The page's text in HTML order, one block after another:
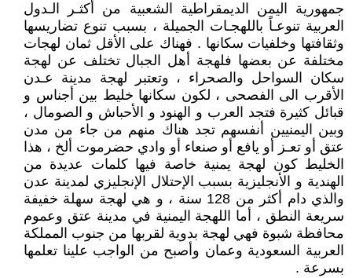
جمهورية اليمن الديمقراطية الشعبية من أكثـر الـدول
العربية تنوعـاً باللهجـات الجميلة ، بسبب تنوع تضاريسها
وثقافتها وخلفيات سكانها . فهناك على الأقل ثمان لهجات
مختلفة عن بعضها فلهجة أهل الجبال تختلف عن لهجة
سكان السواحل والصحراء ، وتعتبر لهجة مدينة عـدن
الأقرب الى الفصحى ، لكون سكانها خليط بين أجناس و
قبائل كثيرة فتجد العرب و الهنود و الأحباش و الصومال ،
وبين اليمنيين أنفسهم تجد هناك منهم من جاء من مدن
عتق أو تعـز أو يافع أو صنعاء أو وادي حضرموت ألخ ، هذا
الخليط كون لهجة يمنية خاصة فيها كلمات عديدة من
الهندية و الأنجليزية بسبب الإحتلال الإنجليزي لمدينة عدن
والذي دام أكثر من 128 سنة ، و هي لهجة سهلة خفيفة
سريعة النطق ، أما اللهجة اليمنية في مدينة عتق وعموم
محافظة شبوة فهي لهجة بدوية لقربها من جنوب المملكة
العربية السعودية وعمان وأصبح من الواجب علينا تعلمها
بسرعة .